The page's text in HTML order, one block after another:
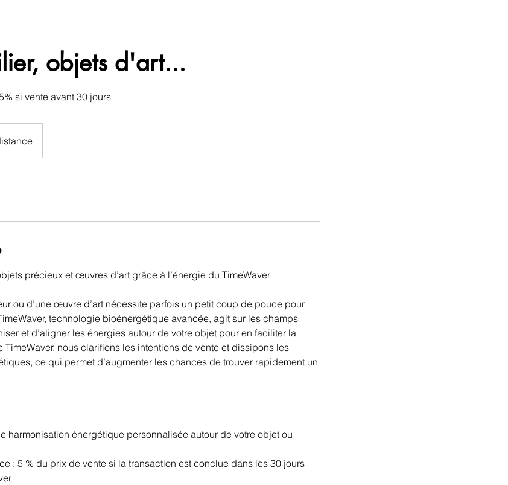
objets d'art...
si vente avant 30 jours
précieux et œuvres d’art grâce à l’énergie du TimeWaver
ou d’une œuvre d’art nécessite parfois un petit coup de pouce pour
technologie bioénergétique avancée, agit sur les champs
et d’aligner les énergies autour de votre objet pour en faciliter la
TimeWaver, nous clarifions les intentions de vente et dissipons les
ce qui permet d’augmenter les chances de trouver rapidement un
harmonisation énergétique personnalisée autour de votre objet ou
: 5 % du prix de vente si la transaction est conclue dans les 30 jours